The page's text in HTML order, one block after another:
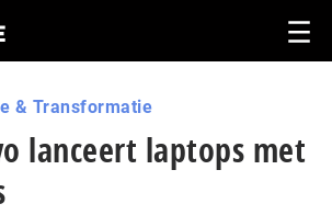
& Transformatie
lanceert laptops met